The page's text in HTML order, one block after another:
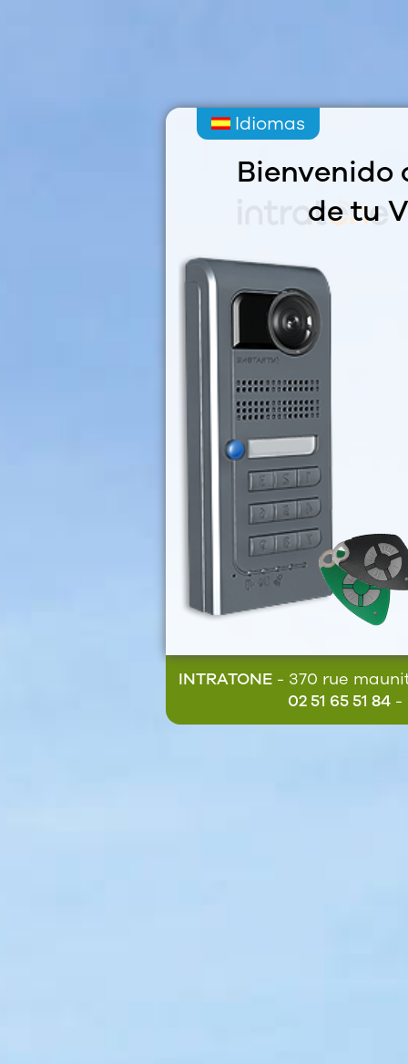
Idiomas
Bienvenido
de tu
INTRATONE - 370 rue maunit
02 51 65 51 84-